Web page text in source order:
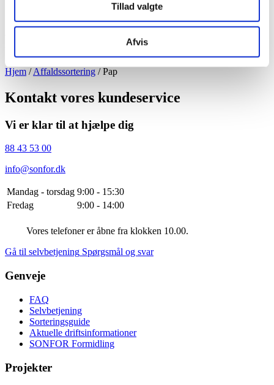
Tillad valgte
Afvis
Hjem /Affaldssortering /Pap
Kontakt vores kundeservice
Vi er klar til at hjælpe dig
88 43 53 00
info@sonfor.dk
Mandag - torsdag 9:00 - 15:30
Fredag
9:00 - 14:00
Vores telefoner er åbne fra klokken 10.00.
Gå til selvbetjening Spørgsmål og svar
Genveje
FAQ
Selvbetjening
Sorteringsguide
Aktuelle driftsinformationer
SONFOR Formidling
Projekter